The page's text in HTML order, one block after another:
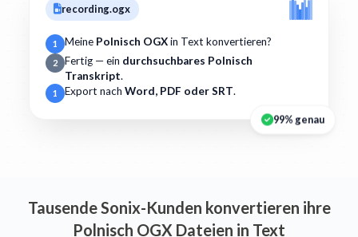
recording.ogx
1 Meine Polnisch OGXin Text konvertieren?
2 Fertig — ein durchsuchbares Polnisch
Transkript.
1 Export nach Word, PDF oder SRT.
99% genau
Tausende Sonix-Kunden konvertieren ihre
Polnisch OGX Dateien in Text